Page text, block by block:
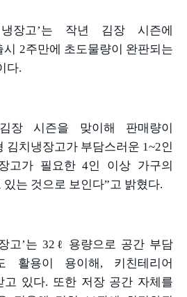
장고’는 작년 김장 시즌에
2주만에 초도물량이 완판되는
다.
김장 시즌을 맞이해 판매량이
김치냉장고가 부담스러운 1~2인
고가 필요한4인 이상 가구의
있는 것으로 보인다”고 밝혔다.
고’는 32ℓ 용량으로 공간 부담
활용이 용이해 , 키친테리어
고 있다. 또한 저장 공간 자체를